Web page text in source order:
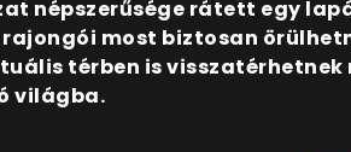
népszerűsége rátett egy
most biztosan
térben is visszatérhetnek
világba.